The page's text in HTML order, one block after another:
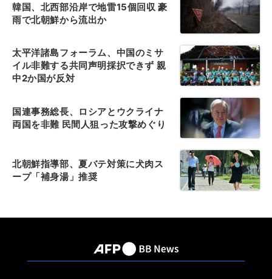
韓国、北西部沿岸で地雷15個回収 豪
雨で北朝鮮から流出か
太平洋諸島フォーラム、中国のミサ
イル非難する共同声明採択できず 親
中2か国が反対
国連事務総長、ロシアとウクライナ
両国を非難 民間人狙った攻撃めぐり
北朝鮮指導部、夏バテ対策に犬肉ス
ープ「補身湯」推奨